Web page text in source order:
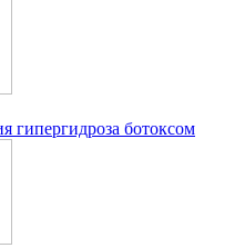
гипергидроза ботоксом